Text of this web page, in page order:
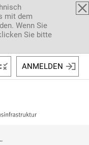
mit dem
Wenn Sie
Sie bitte
ANMELDEN
Lubicensis: Band 42